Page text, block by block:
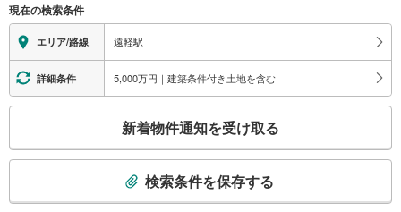
現在の検索条件
エリア/路線 遠軽駅
詳細条件 5,000万円｜建築条件付き土地を含む
検
新着物件通知を受け取る
検索条件を保存する